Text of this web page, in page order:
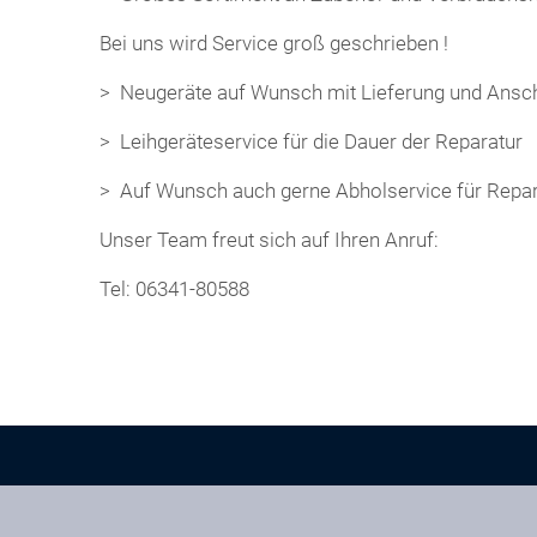
Bei uns wird Service groß geschrieben !
> Neugeräte auf Wunsch mit Lieferung und
> Leihgeräteservice für die Dauer der Reparatur
> Auf Wunsch auch gerne Abholservice für
Unser Team freut sich auf Ihren Anruf:
Tel: 06341-80588